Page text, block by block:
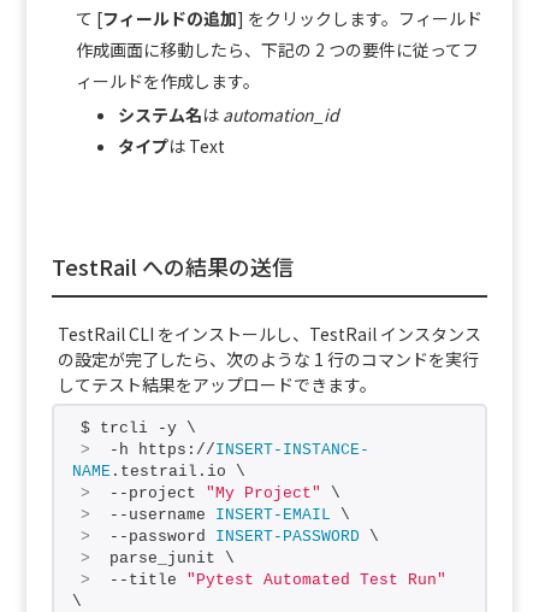
て [フィールドの追加] をクリックします。フィールド
作成画面に移動したら、下記の 2 つの要件に従ってフ
ィールドを作成します。
システム名は automation_id
タイプは Text
TestRail への結果の送信
TestRail CLI をインストールし、TestRail インスタンス
の設定が完了したら、次のような 1 行のコマンドを実行
してテスト結果をアップロードできます。
$ trcli -y \
>
  -h https://
INSERT-INSTANCE-
NAME.testrail.io \
>
  --project
"My Project"
\
>
  --username
INSERT-EMAIL \
>
  --password
INSERT-PASSWORD \
>
  parse_junit \
>
  --title
"Pytest Automated Test Run"
\